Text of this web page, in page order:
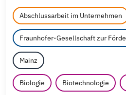
Abschlussarbeit im Unternehmen
Mainz
Biologie Biotechnologie